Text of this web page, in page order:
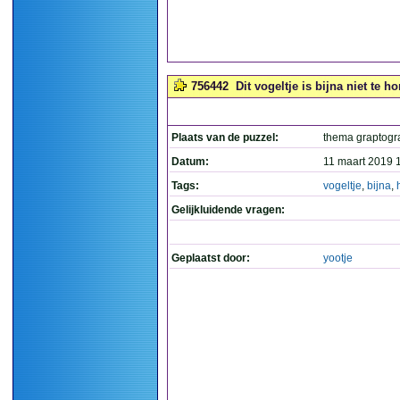
756442 Dit vogeltje is bijna niet te
Plaats van de puzzel:
thema
Datum:
11 maart 2019
Tags:
vogeltje, bijna,
Gelijkluidende vragen:
Geplaatst door: yootje